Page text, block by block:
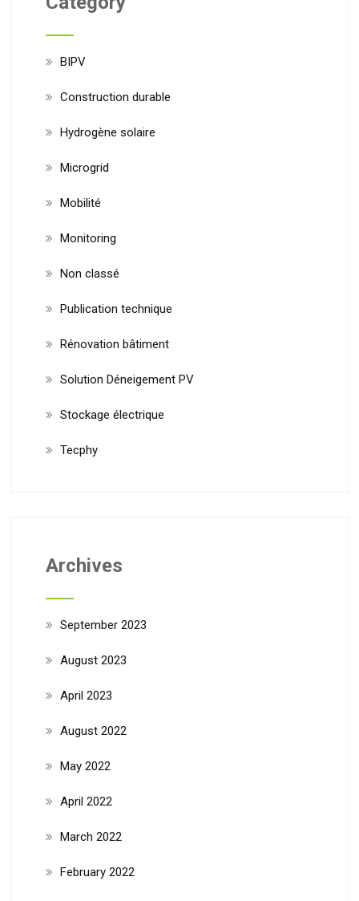
BIPV
Construction durable
Hydrogène solaire
Microgrid
Mobilité
Monitoring
Non classé
Publication technique
Rénovation bâtiment
Solution Déneigement PV
Stockage électrique
Tecphy
Archives
September 2023
August 2023
April 2023
August 2022
May 2022
April 2022
March 2022
February 2022